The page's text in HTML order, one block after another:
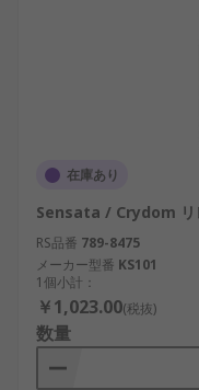
在庫あり
Sensata / Crydom リ
RS品番 789-8475
メーカー型番 KS101
1個小計：
￥1,023.00(税抜)
数量